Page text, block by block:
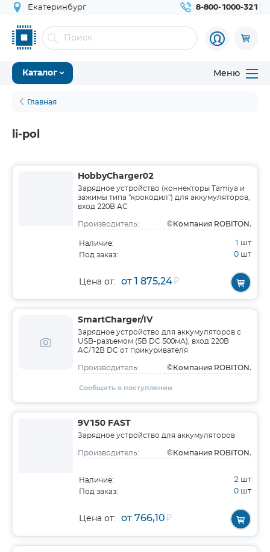
Екатеринбург 8-800-1000-321
Каталог Меню
Главная
li-pol
HobbyCharger02
Зарядное устройство (коннекторы Tamiya и
зажимы типа "крокодил") для аккумуляторов,
вход 220В AC
Производитель: ©Компания ROBITON.
Наличие: 1 шт
Под заказ: 0 шт
Цена от: от 1 875,24₽
SmartCharger/IV
Зарядное устройство для аккумуляторов c
USB-разъемом (5В DC 500мА), вход 220В
AC/12В DC от прикуривателя
Производитель: ©Компания ROBITON.
Сообщить о поступлении
9V150 FAST
Зарядное устройство для аккумуляторов
Производитель: ©Компания ROBITON.
Наличие: 2 шт
Под заказ: 0 шт
Цена от: от 766,10₽